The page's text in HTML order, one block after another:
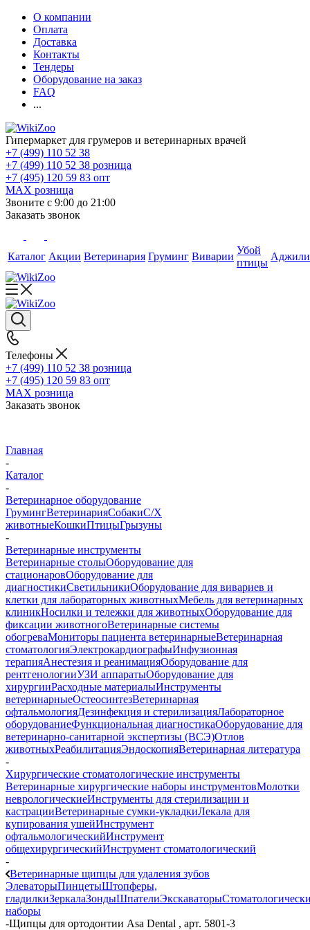
О компании
Оплата
Доставка
Контакты
Тендеры
Оборудование на заказ
FAQ
...
Гипермаркет для грумеров и ветеринарных врачей
+7 (499) 110 52 38
+7 (499) 110 52 38 розница
+7 (495) 120 59 83 опт
MAX розница
Звоните с 9:00 до 21:00
Заказать звонок
Каталог Акции Ветеринария Груминг Виварии
Убой
птицы
Телефоны
+7 (499) 110 52 38 розница
+7 (495) 120 59 83 опт
MAX розница
Заказать звонок
Главная
-
Каталог
-
Ветеринарное оборудование
ГрумингВетеринарияСобакиС/Х
животныеКошкиПтицыГрызуны
-
Ветеринарные инструменты
Ветеринарные столыОборудование для
стационаровОборудование для
диагностикиСветильникиОборудование для вивариев и
клетки для лабораторных животныхМебель для ветеринарных
клиникНосилки и тележки для животныхОборудование для
фиксации животногоВетеринарные системы
обогреваМониторы пациента ветеринарныеВетеринарная
стоматологияЭлектрокардиографыИнфузионная
терапияАнестезия и реанимацияОборудование для
рентгенологииУЗИ аппаратыОборудование для
хирургииРасходные материалыИнструменты
ветеринарныеОстеосинтезВетеринарная
офтальмологияДезинфекция и стерилизацияЛабораторное
оборудованиеФункциональная диагностикаОборудование для
ветеринарно-санитарной экспертизы (ВСЭ)Отлов
животныхРеабилитацияЭндоскопияВетеринарная литература
-
Хирургические стоматологические инструменты
Ветеринарные хирургические наборы инструментовМолотки
неврологическиеИнструменты для стерилизации и
кастрацииВетеринарные сумки-укладкиЛекала для
купирования ушейИнструмент
офтальмологическийИнструмент
общехирургическийИнструмент стоматологический
-
Ветеринарные щипцы для удаления зубов
ЭлеваторыПинцетыШтопферы,
гладилкиЗеркалаЗондыШпателиЭкскаваторы
наборы
-Щипцы для ортодонтии Asa Dental , арт. 5801-3